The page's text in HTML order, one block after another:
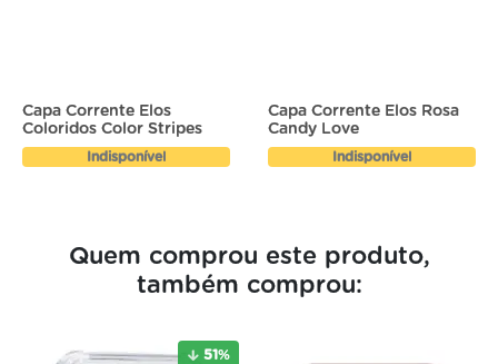
Capa Corrente Elos
Coloridos Color Stripes
Indisponível
Capa Corrente Elos Rosa
Candy Love
Indisponível
Quem comprou este produto,
também comprou:
51%